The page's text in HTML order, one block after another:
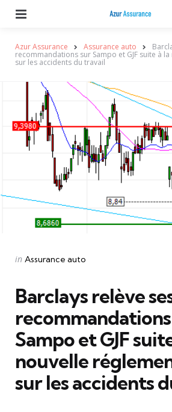
Azur Assurance Assurance auto
recommandations sur Sampo et GJF suite à
sur les accidents du travail
Categories
Posted
in Assurance auto
Barclays relève
Sampo et GJF
nouvelle
sur les accidents